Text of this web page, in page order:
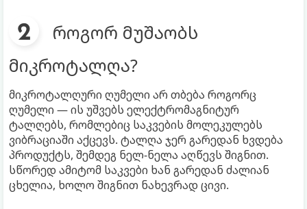
როგორ მუშაობს
მიკროტალღა?
მიკროტალღური ღუმელი არ თბება როგორც
ღუმელი — ის უშვებს ელექტრომაგნიტურ
ტალღებს, რომლებიც საკვების მოლეკულებს
ვიბრაციაში აქცევს. ტალღა ჯერ გარედან ხვდება
პროდუქტს, შემდეგ ნელ-ნელა აღწევს შიგნით.
სწორედ ამიტომ საკვები ხან გარედან ძალიან
ცხელია, ხოლო შიგნით ნახევრად ცივი.